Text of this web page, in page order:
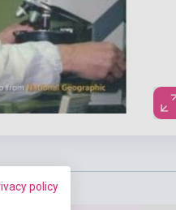
policy